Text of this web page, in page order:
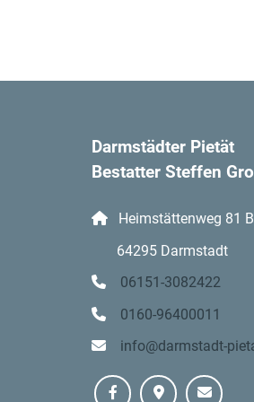
Darmstädter Pietät
Bestatter Steffen
Heimstättenweg 81 B
64295 Darmstadt
06151-3082422
0160-96400011
info@darmstadt-